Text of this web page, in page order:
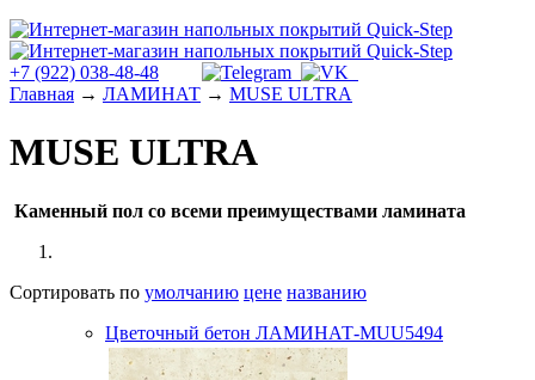
+7 (922) 038-48-48
Главная → ЛАМИНАТ → MUSE ULTRA
MUSE ULTRA
Каменный пол со всеми преимуществами ламината
Сортировать по умолчанию цене названию
Цветочный бетон ЛАМИНАТ-MUU5494